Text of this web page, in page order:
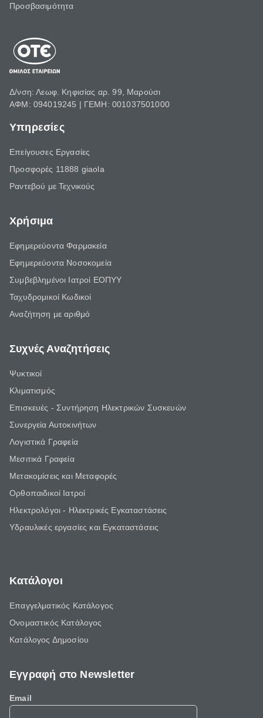
Προσβασιμότητα
Δ/νση: Λεωφ. Κηφισίας αρ. 99, Μαρούσι
ΑΦΜ: 094019245 | ΓΕΜΗ: 001037501000
Υπηρεσίες
Επείγουσες Εργασίες
Προσφορές 11888 giaola
Ραντεβού με Τεχνικούς
Χρήσιμα
Εφημερεύοντα Φαρμακεία
Εφημερεύοντα Νοσοκομεία
Συμβεβλημένοι Ιατροί ΕΟΠΥΥ
Ταχυδρομικοί Κωδικοί
Αναζήτηση με αριθμό
Συχνές Αναζητήσεις
Ψυκτικοί
Κλιματισμός
Επισκευές - Συντήρηση Ηλεκτρικών Συσκευών
Συνεργεία Αυτοκινήτων
Λογιστικά Γραφεία
Μεσιτικά Γραφεία
Μετακομίσεις και Μεταφορές
Ορθοπαιδικοί Ιατροί
Ηλεκτρολόγοι - Ηλεκτρικές Εγκαταστάσεις
Υδραυλικές εργασίες και Εγκαταστάσεις
Κατάλογοι
Επαγγελματικός Κατάλογος
Ονομαστικός Κατάλογος
Κατάλογος Δημοσίου
Εγγραφή στο Newsletter
Email